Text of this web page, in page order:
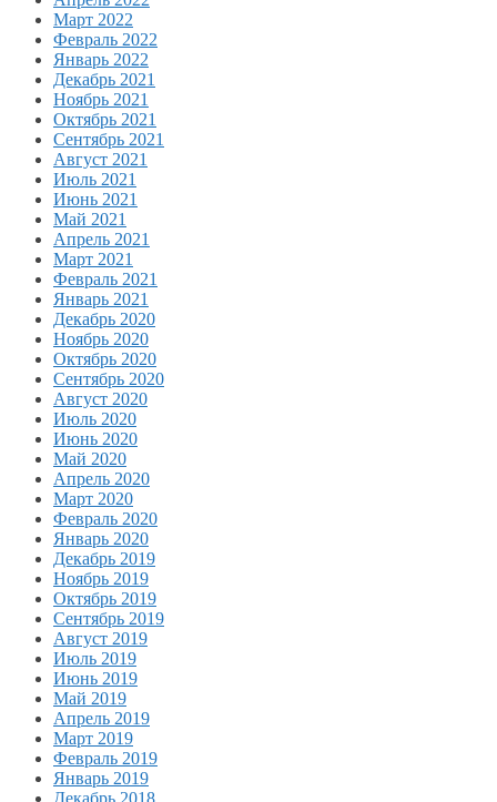
Март 2022
Февраль 2022
Январь 2022
Декабрь 2021
Ноябрь 2021
Октябрь 2021
Сентябрь 2021
Август 2021
Июль 2021
Июнь 2021
Май 2021
Апрель 2021
Март 2021
Февраль 2021
Январь 2021
Декабрь 2020
Ноябрь 2020
Октябрь 2020
Сентябрь 2020
Август 2020
Июль 2020
Июнь 2020
Май 2020
Апрель 2020
Март 2020
Февраль 2020
Январь 2020
Декабрь 2019
Ноябрь 2019
Октябрь 2019
Сентябрь 2019
Август 2019
Июль 2019
Июнь 2019
Май 2019
Апрель 2019
Март 2019
Февраль 2019
Январь 2019
Декабрь 2018